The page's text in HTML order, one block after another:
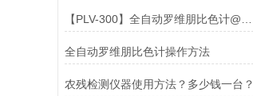
全自动罗维朋比色计操作方法
农残检测仪器使用方法？多少钱一台？